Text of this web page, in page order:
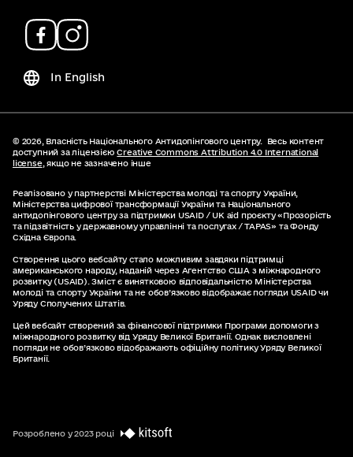
In English
© 2026, Власність Національного Антидопінгового центру.
Весь контент
доступний за ліцензієюCreative Commons Attribution 4.0 International
license, якщо не зазначено інше
Реалізовано у партнерстві Міністерства молоді та спорту України,
Міністерства цифрової трансформації України та Національного
антидопінгового центру за підтримки USAID / UK aid проєкту «Прозорість
та підзвітність у державному управлінні та послугах / TAPAS» та Фонду
Східна Європа.
Створення цього вебcайту стало можливим завдяки підтримці
американського народу, наданій через Агентство США з міжнародного
розвитку (USAID). Зміст є винятковою відповідальністю Міністерства
молоді та спорту України та не обов’язково відображає погляди USAID чи
Уряду Сполучених Штатів.
Цей вебсайт створений за фінансової підтримки Програми допомоги з
міжнародного розвитку від Уряду Великої Британії. Однак висловлені
погляди не обов’язково відображають офіційну політику Уряду Великої
Британії.
Розроблено у 2023 році